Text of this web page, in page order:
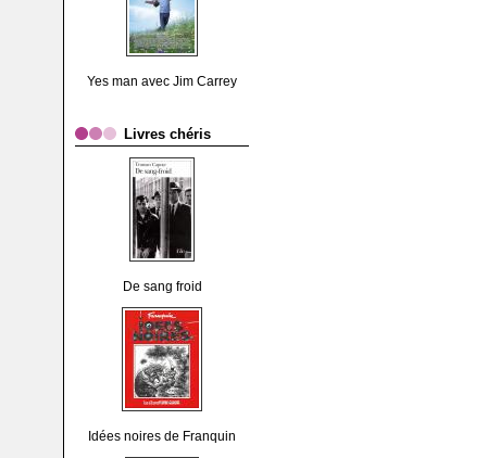
Yes man avec Jim Carrey
Livres chéris
De sang froid
Idées noires de Franquin